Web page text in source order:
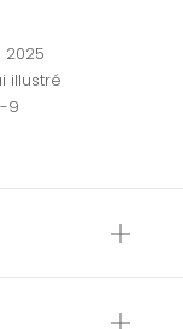
2025
illustré
9